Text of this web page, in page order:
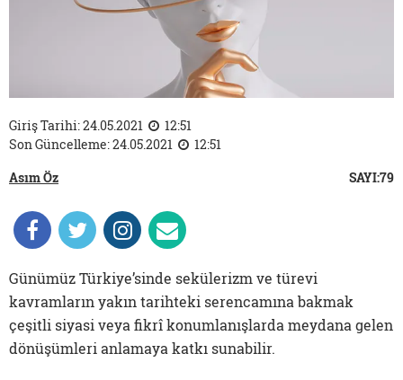
Giriş Tarihi: 24.05.2021
12:51
Son Güncelleme: 24.05.2021
12:51
Asım Öz
SAYI:79
Günümüz Türkiye’sinde sekülerizm ve türevi
kavramların yakın tarihteki serencamına bakmak
çeşitli siyasi veya fikrî konumlanışlarda meydana gelen
dönüşümleri anlamaya katkı sunabilir.